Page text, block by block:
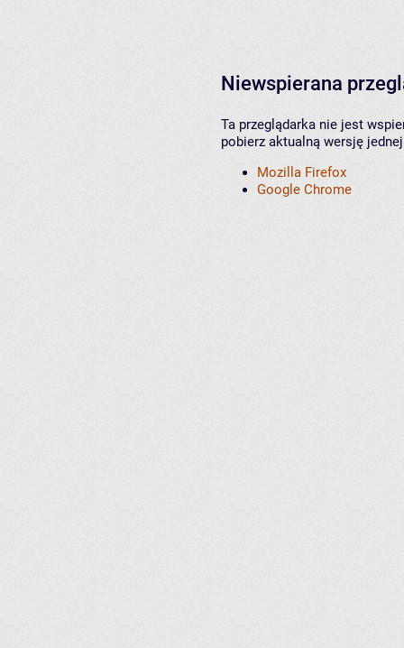
Niewspierana
Ta przeglądarka nie jest
pobierz aktualną wersję
Mozilla Firefox
Google Chrome